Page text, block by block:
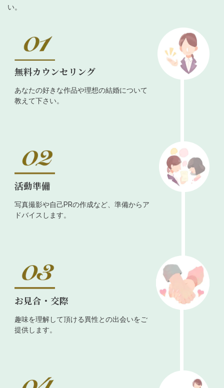
い。
無料カウンセリング
あなたの好きな作品や理想の結婚について
教えて下さい。
活動準備
写真撮影や自己PRの作成など、準備からア
ドバイスします。
お見合・交際
趣味を理解して頂ける異性との出会いをご
提供します。